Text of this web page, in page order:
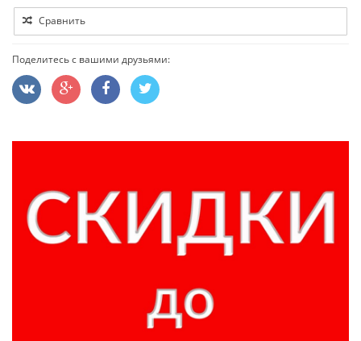
Сравнить
Поделитесь с вашими друзьями: